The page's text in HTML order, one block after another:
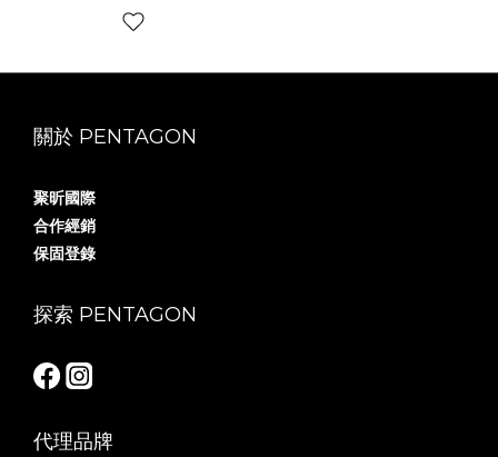
關於 PENTAGON
聚昕國際
合作經銷
保固登錄
探索 PENTAGON
代理品牌